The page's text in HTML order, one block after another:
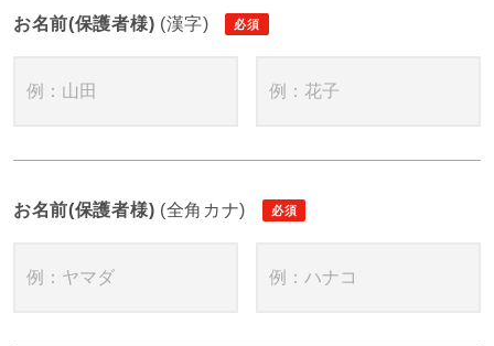
お名前(保護者様) (漢字)
お名前(保護者様) (全角カナ)